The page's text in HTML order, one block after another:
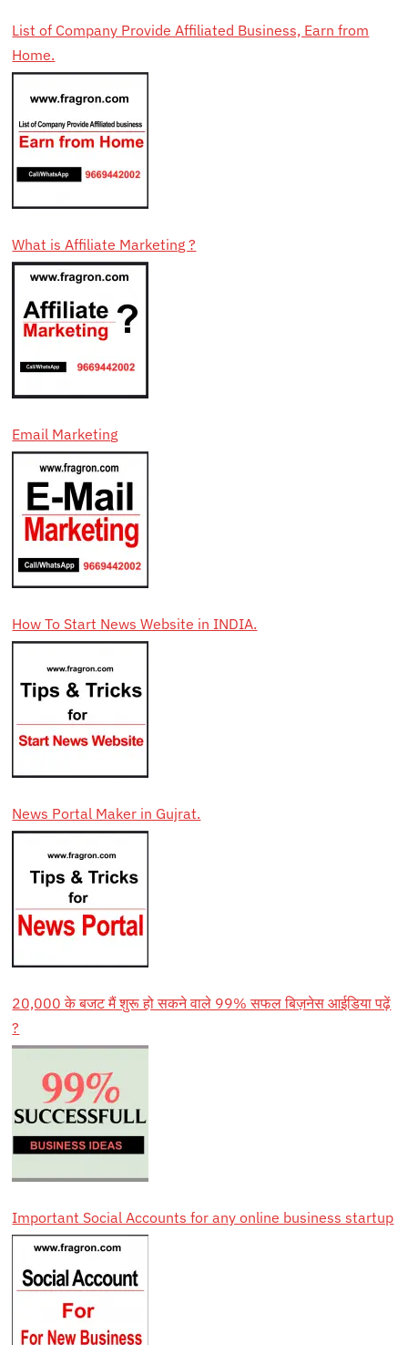
List of Company Provide Affiliated Business, Earn from
Home.
What is Affiliate Marketing ?
Email Marketing
How To Start News Website in INDIA.
News Portal Maker in Gujrat.
20,000 के बजट मैं शुरू हो सकने वाले 99% सफल बिज़नेस आईडिया पढ़ें
?
Important Social Accounts for any online business startup